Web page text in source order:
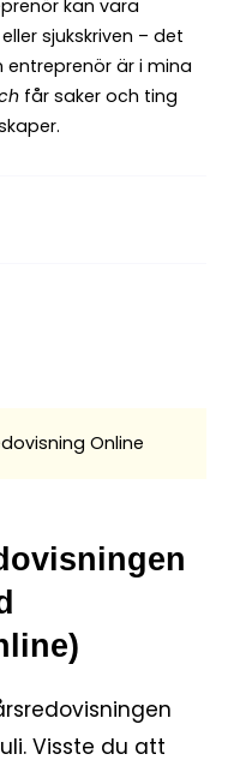
kan vara
sjukskriven – det
entreprenör är i mina
får saker och ting
Online
Visste du att